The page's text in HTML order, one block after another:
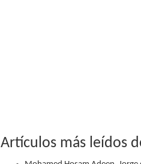
Artículos más leídos